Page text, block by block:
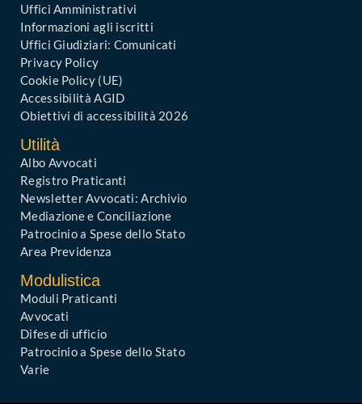
Uffici Amministrativi
Informazioni agli iscritti
Uffici Giudiziari: Comunicati
Privacy Policy
Cookie Policy (UE)
Accessibilità AGID
Obiettivi di accessibilità 2026
Utilità
Albo Avvocati
Registro Praticanti
Newsletter Avvocati: Archivio
Mediazione e Conciliazione
Patrocinio a Spese dello Stato
Area Previdenza
Modulistica
Moduli Praticanti
Avvocati
Difese di ufficio
Patrocinio a Spese dello Stato
Varie